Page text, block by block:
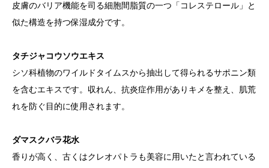
皮膚のバリア機能を司る細胞間脂質の一つ「コレステロール」と
似た構造を持つ保湿成分です。
タチジャコウソウエキス
シソ科植物のワイルドタイムスから抽出して得られるサポニン類
を含むエキスです。収れん、抗炎症作用がありキメを整え、肌荒
れを防ぐ目的に使用されます。
ダマスクバラ花水
香りが高く、古くはクレオパトラも美容に用いたと言われている